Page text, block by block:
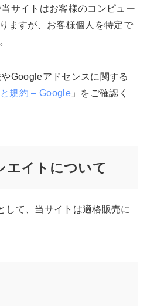
サイトはお客様のコンピュー
ますが、お客様個人を特定で
Googleアドセンスに関する
規約 – Google 」をご確認く
エイトについて
して、当サイトは適格販売に